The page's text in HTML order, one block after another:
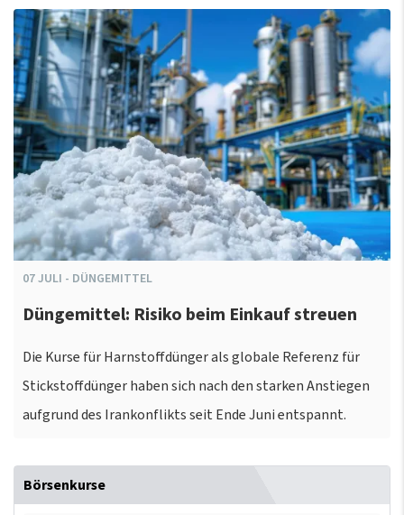
07JULI - DÜNGEMITTEL
Düngemittel: Risiko beim Einkauf streuen
Die Kurse für Harnstoffdünger als globale Referenz für
Stickstoffdünger haben sich nach den starken Anstiegen
aufgrund des Irankonflikts seit Ende Juni entspannt.
Börsenkurse